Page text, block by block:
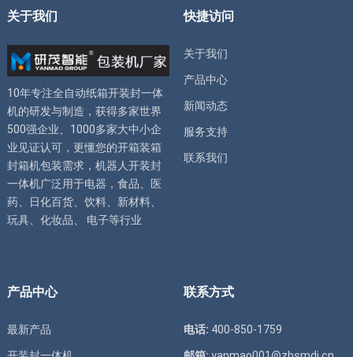
关于我们
10年专注全自动纸箱开装封一体
机的研发与制造，获得多家世界
500强企业、1000多家大中小企
业见证认可，更懂您的开箱装箱
封箱机包装需求， 机器人开装封
一体机广泛用于电器，食品、医
药、日化百货、饮料、新材料、
玩具、化妆品、 电子等行业
快捷访问
关于我们
产品中心
新闻动态
服务支持
联系我们
产品中心
最新产品
联系方式
电话: 400-850-1759